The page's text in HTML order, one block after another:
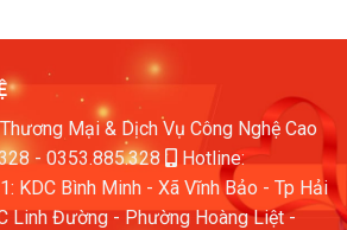
Mại & Dịch Vụ Công Nghệ Cao
- 0353.885.328
Hotline:
KDC Bình Minh - Xã Vĩnh Bảo - Tp Hải
Linh Đường - Phường Hoàng Liệt -